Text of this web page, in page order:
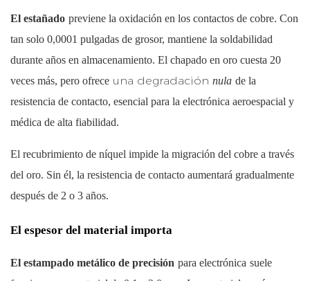
El estañado previene la oxidación en los contactos de cobre. Con
tan solo 0,0001 pulgadas de grosor, mantiene la soldabilidad
durante años en almacenamiento. El chapado en oro cuesta 20
veces más, pero ofrece una degradación nula de la
resistencia de contacto, esencial para la electrónica aeroespacial y
médica de alta fiabilidad.
El recubrimiento de níquel impide la migración del cobre a través
del oro. Sin él, la resistencia de contacto aumentará gradualmente
después de 2 o 3 años.
El espesor del material importa
El estampado metálico de precisión para electrónica suele